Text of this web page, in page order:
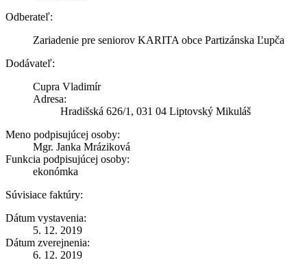
Odberateľ:
Zariadenie pre seniorov KARITA obce Partizánska Ľupča
Dodávateľ:
Cupra Vladimír
Adresa:
Hradišská 626/1, 031 04 Liptovský Mikuláš
Meno podpisujúcej osoby:
Mgr. Janka Mráziková
Funkcia podpisujúcej osoby:
ekonómka
Súvisiace faktúry:
Dátum vystavenia:
5. 12. 2019
Dátum zverejnenia:
6. 12. 2019